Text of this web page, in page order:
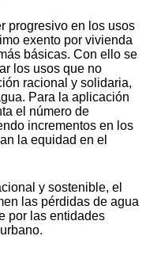
progresivo en los usos
exento por vivienda
básicas. Con ello se
los usos que no
racional y solidaria,
Para la aplicación
el número de
incrementos en los
la equidad en el
y sostenible, el
las pérdidas de agua
por las entidades